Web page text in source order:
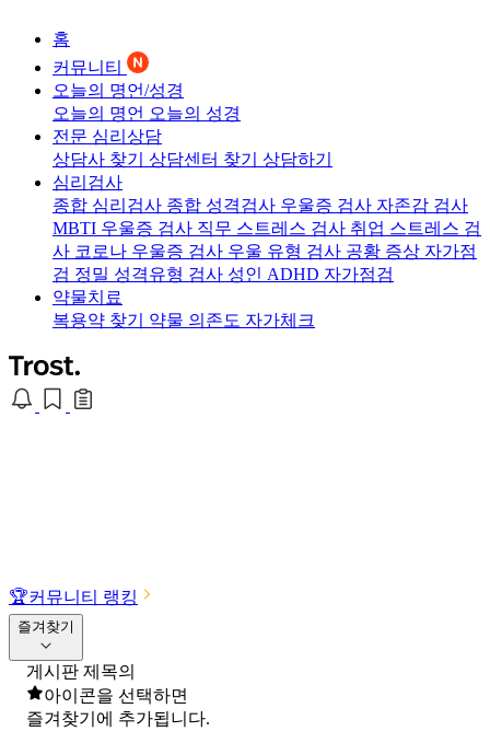
홈
커뮤니티
오늘의 명언/성경
오늘의 명언 오늘의 성경
전문 심리상담
상담사 찾기 상담센터 찾기 상담하기
심리검사
종합 심리검사 종합 성격검사 우울증 검사 자존감 검사
MBTI 우울증 검사 직무 스트레스 검사 취업 스트레스 검
사 코로나 우울증 검사 우울 유형 검사 공황 증상 자가점
검 정밀 성격유형 검사 성인 ADHD 자가점검
약물치료
복용약 찾기 약물 의존도 자가체크
🏆커뮤니티 랭킹
즐겨찾기
게시판 제목의
아이콘을 선택하면
즐겨찾기에 추가됩니다.